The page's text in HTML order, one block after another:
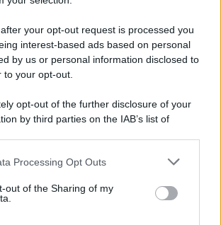
your opt-out request is processed you
interest-based ads based on personal
by us or personal information disclosed to
your opt-out.
opt-out of the further disclosure of your
by third parties on the IAB’s list of
also be disclosed by us to third parties
third parties.
Processing Opt Outs
out of the Sharing of my
Di Nocera Inferiore N. 8/2020 - RG N.
ROC N. 35792 – ISCRITTA ALL’ANSO
NAZIONALE STAMPA ONLINE)
PREFERENZE PRIVACY